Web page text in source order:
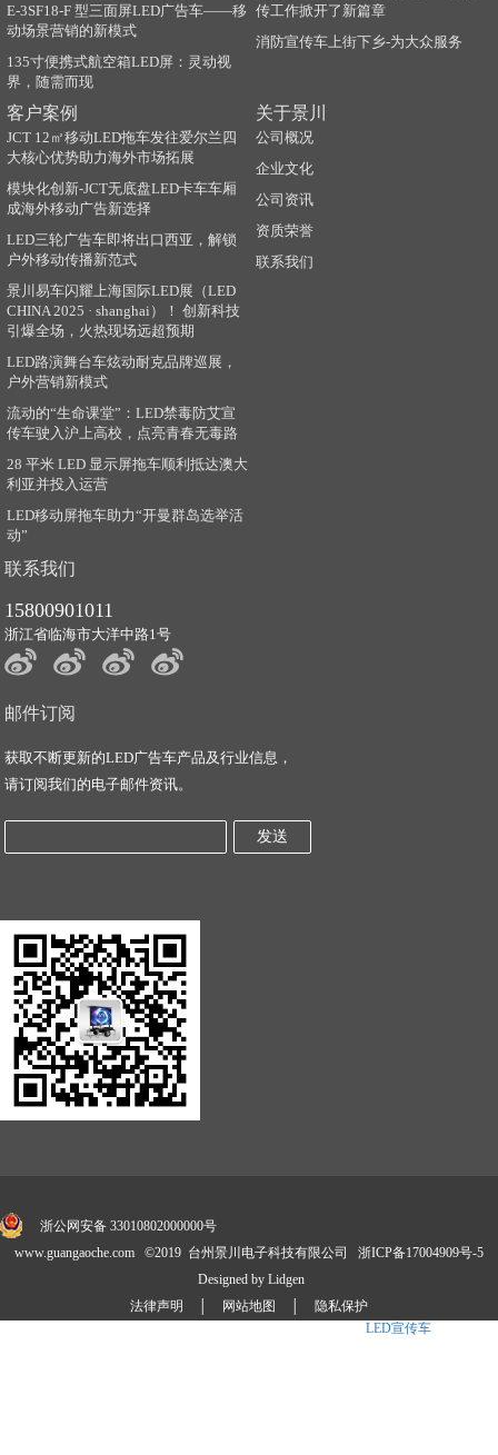
E-3SF18-F 型三面屏LED广告车——移
动场景营销的新模式
135寸便携式航空箱LED屏：灵动视
界，随需而现
传工作掀开了新篇章
消防宣传车上街下乡-为大众服务
客户案例
JCT 12㎡移动LED拖车发往爱尔兰四
大核心优势助力海外市场拓展
模块化创新-JCT无底盘LED卡车车厢
成海外移动广告新选择
LED三轮广告车即将出口西亚，解锁
户外移动传播新范式
景川易车闪耀上海国际LED展（LED
CHINA 2025 · shanghai）！ 创新科技
引爆全场，火热现场远超预期
LED路演舞台车炫动耐克品牌巡展，
户外营销新模式
流动的“生命课堂”：LED禁毒防艾宣
传车驶入沪上高校，点亮青春无毒路
28 平米 LED 显示屏拖车顺利抵达澳大
利亚并投入运营
LED移动屏拖车助力“开曼群岛选举活
动”
关于景川
公司概况
企业文化
公司资讯
资质荣誉
联系我们
联系我们
15800901011
浙江省临海市大洋中路1号
邮件订阅
获取不断更新的LED广告车产品及行业信息，
请订阅我们的电子邮件资讯。
发送
浙公网安备 33010802000000号
www.guangaoche.com ©2019 台州景川电子科技有限公司 浙ICP备17004909号-5
Designed by Lidgen
法律声明
网站地图
隐私保护
LED宣传车、消防宣传